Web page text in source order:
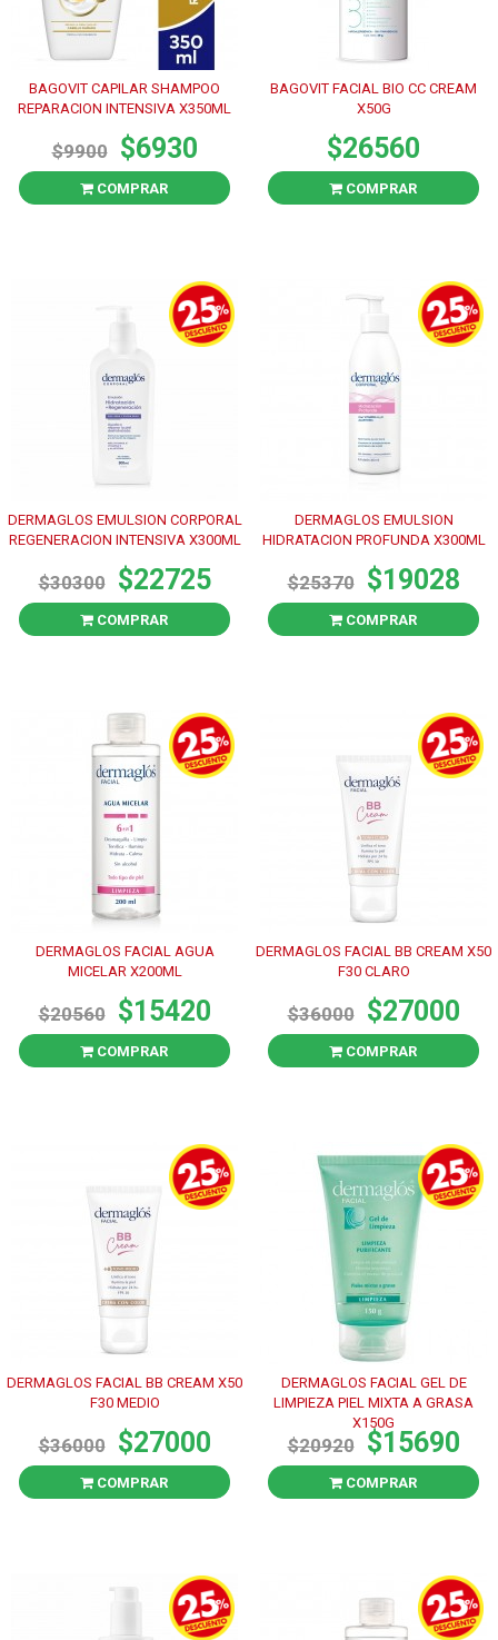
BAGOVIT CAPILAR SHAMPOO
REPARACION INTENSIVA X350ML
$9900 $6930
COMPRAR
BAGOVIT FACIAL BIO CC CREAM
X50G
$26560
COMPRAR
DERMAGLOS EMULSION CORPORAL
REGENERACION INTENSIVA X300ML
$30300 $22725
COMPRAR
DERMAGLOS EMULSION
HIDRATACION PROFUNDA X300ML
$25370 $19028
COMPRAR
DERMAGLOS FACIAL AGUA
MICELAR X200ML
$20560 $15420
COMPRAR
DERMAGLOS FACIAL BB CREAM X50
F30 CLARO
$36000 $27000
COMPRAR
DERMAGLOS FACIAL BB CREAM X50
F30 MEDIO
$36000 $27000
COMPRAR
DERMAGLOS FACIAL GEL DE
LIMPIEZA PIEL MIXTA A GRASA
X150G
$20920 $15690
COMPRAR